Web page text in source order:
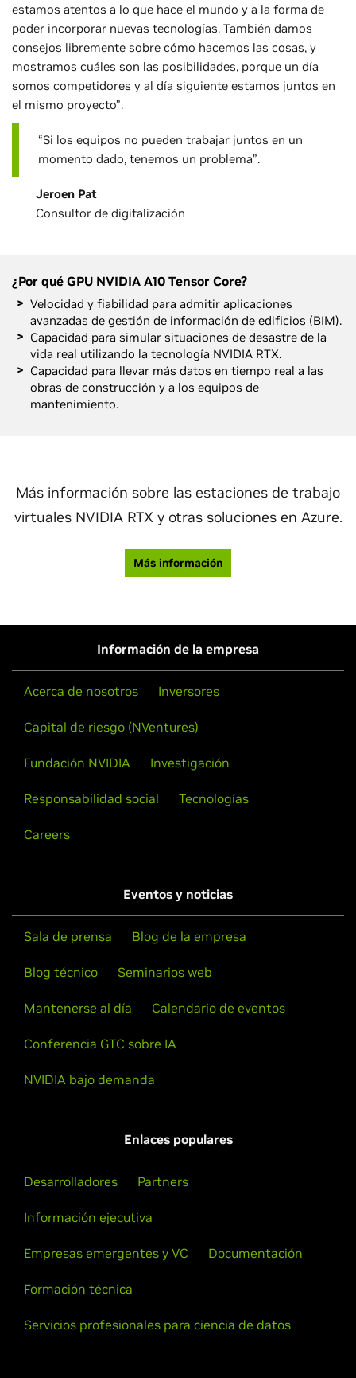
estamos atentos a lo que hace el mundo y a la forma de
poder incorporar nuevas tecnologías. También damos
consejos libremente sobre cómo hacemos las cosas, y
mostramos cuáles son las posibilidades, porque un día
somos competidores y al día siguiente estamos juntos en
el mismo proyecto”.
“Si los equipos no pueden trabajar juntos en un
momento dado, tenemos un problema”.
Jeroen Pat
Consultor de digitalización
¿Por qué GPU NVIDIA A10 Tensor Core?
Velocidad y fiabilidad para admitir aplicaciones
avanzadas de gestión de información de edificios (BIM).
Capacidad para simular situaciones de desastre de la
vida real utilizando la tecnología NVIDIA RTX.
Capacidad para llevar más datos en tiempo real a las
obras de construcción y a los equipos de
mantenimiento.
Más información sobre las estaciones de trabajo
virtuales NVIDIA RTX y otras soluciones en Azure.
Más información
Información de la empresa
Acerca de nosotros Inversores
Capital de riesgo (NVentures)
Fundación NVIDIA Investigación
Responsabilidad social Tecnologías
Careers
Eventos y noticias
Sala de prensa Blog de la empresa
Blog técnico Seminarios web
Mantenerse al día Calendario de eventos
Conferencia GTC sobre IA
NVIDIA bajo demanda
Enlaces populares
Desarrolladores Partners
Información ejecutiva
Empresas emergentes y VC Documentación
Formación técnica
Servicios profesionales para ciencia de datos